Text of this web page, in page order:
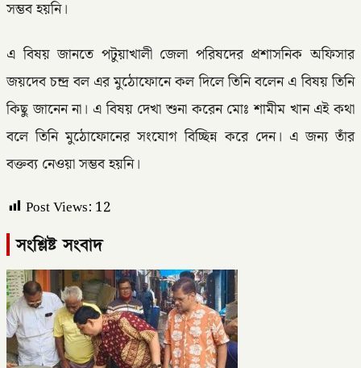
সম্ভব হয়নি।
এ বিষয় জানতে পটুয়াখালী জেলা পরিষদের প্রশাসনিক অফিসার
জয়দেব চন্দ্র বল এর মুঠোফোনে কল দিলে তিনি বলেন এ বিষয় তিনি
কিছু জানেন না। এ বিষয় দেখা শুনা করেন মোঃ শামীম খান এই কথা
বলে তিনি মুঠোফোনের সংযোগ বিচ্ছিন্ন করে দেন। এ জন্য তাঁর
বক্তব্য নেওয়া সম্ভব হয়নি।
Post Views: 12
সংশ্লিষ্ট সংবাদ